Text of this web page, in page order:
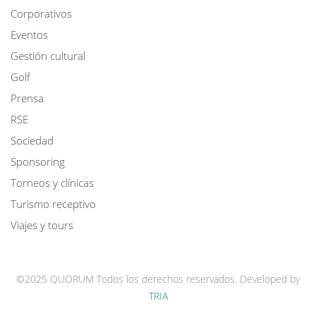
Corporativos
Eventos
Gestión cultural
Golf
Prensa
RSE
Sociedad
Sponsoring
Torneos y clínicas
Turismo receptivo
Viajes y tours
©2025 QUORUM Todos los derechos reservados. Developed by
TRIA